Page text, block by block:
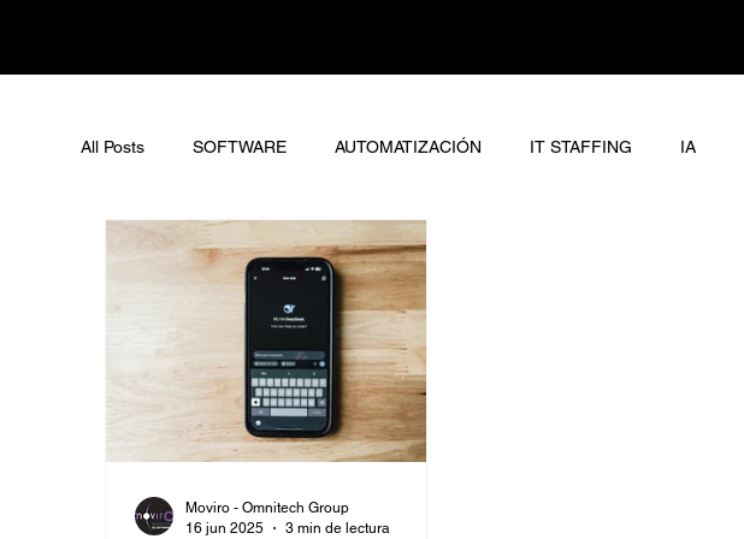
All Posts SOFTWARE AUTOMATIZACIÓN IT STAFFING IA
Moviro - Omnitech Group
16 jun 2025
3 min de lectura